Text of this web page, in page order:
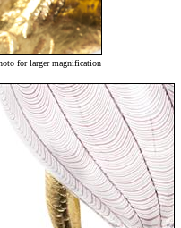
for larger magnification